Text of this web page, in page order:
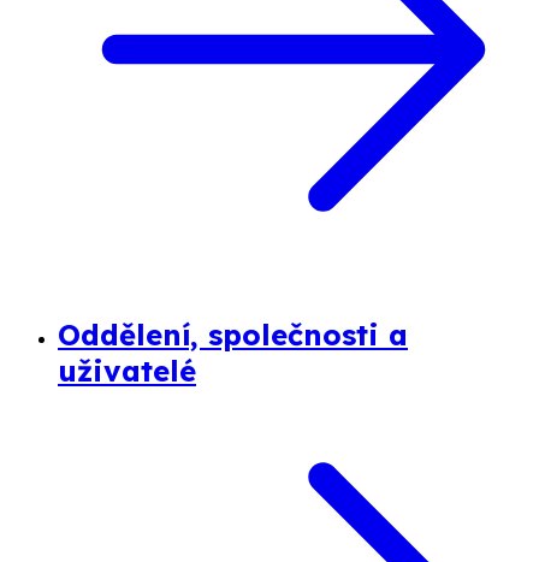
Oddělení, společnosti a
uživatelé